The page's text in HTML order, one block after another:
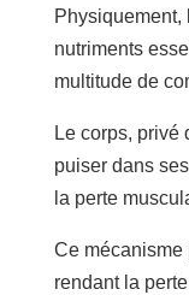
nutriments
multitude de
Le corps, privé
puiser dans
la perte
Ce mécanisme
rendant la